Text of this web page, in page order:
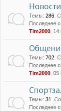
Темы: 286
Последнее
Tim2000 ,
Темы: 702
Последнее
Tim2000 ,
Темы: 31
Последнее